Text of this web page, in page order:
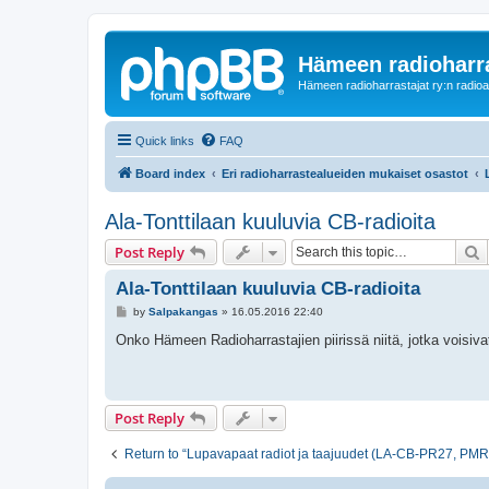
Hämeen
Hämeen radioharrastajat ry:n
Quick links FAQ
Board index Eri radioharrastealueiden mukaiset osastot
Ala-Tonttilaan kuuluvia CB-radioita
Post Reply
Ala-Tonttilaan kuuluvia CB-radioita
P
s
by Salpakangas » 16.05.2016 22:40
Onko Hämeen Radioharrastajien piirissä niitä, jotka
Post Reply
Return to “Lupavapaat radiot ja taajuudet (LA-CB-PR27,